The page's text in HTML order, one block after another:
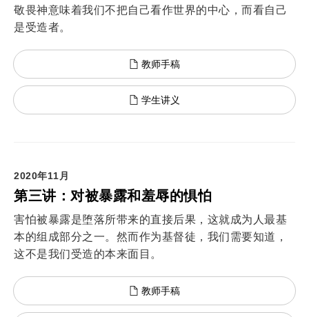
敬畏神意味着我们不把自己看作世界的中心，而看自己
是受造者。
教师手稿
学生讲义
2020年11月
第三讲：对被暴露和羞辱的惧怕
害怕被暴露是堕落所带来的直接后果，这就成为人最基
本的组成部分之一。然而作为基督徒，我们需要知道，
这不是我们受造的本来面目。
教师手稿